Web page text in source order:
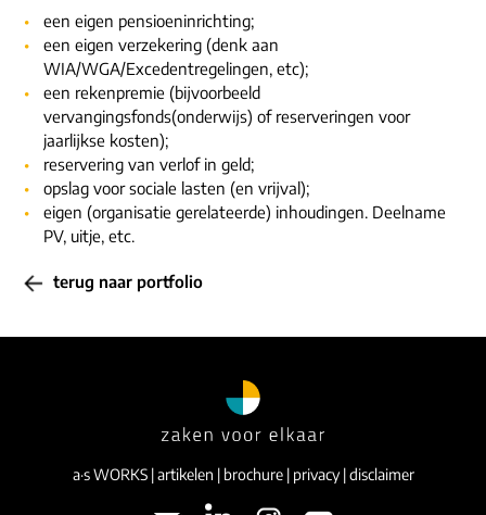
een eigen pensioeninrichting;
een eigen verzekering (denk aan
WIA/WGA/Excedentregelingen, etc);
een rekenpremie (bijvoorbeeld
vervangingsfonds(onderwijs) of reserveringen voor
jaarlijkse kosten);
reservering van verlof in geld;
opslag voor sociale lasten (en vrijval);
eigen (organisatie gerelateerde) inhoudingen. Deelname
PV, uitje, etc.
terug naar portfolio
a·s WORKS|artikelen | brochure| privacy|disclaimer